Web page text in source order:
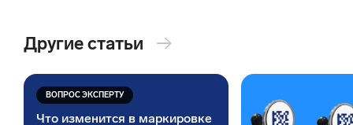
доходов, больше 300 000 руб.
Мария
Другие статьи →
ВОПРОС ЭКСПЕРТУ
Что изменится в маркировке